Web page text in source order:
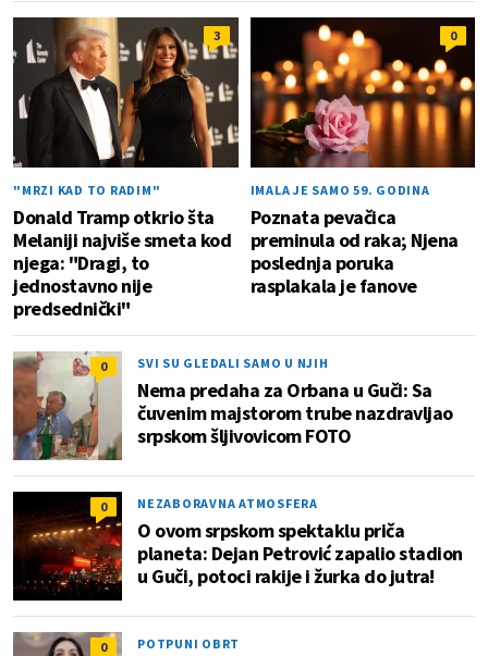
3
"MRZI KAD TO RADIM"
Donald Tramp otkrio šta
Melaniji najviše smeta kod
njega: "Dragi, to
jednostavno nije
predsednički"
0
IMALA JE SAMO 59. GODINA
Poznata pevačica
preminula od raka; Njena
poslednja poruka
rasplakala je fanove
0 SVI SU GLEDALI SAMO U NJIH
Nema predaha za Orbana u Guči: Sa
čuvenim majstorom trube nazdravljao
srpskom šljivovicom FOTO
0 NEZABORAVNA ATMOSFERA
O ovom srpskom spektaklu priča
planeta: Dejan Petrović zapalio stadion
u Guči, potoci rakije i žurka do jutra!
0 POTPUNI OBRT